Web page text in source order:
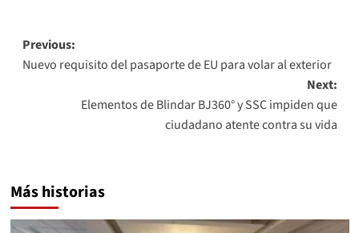
Post
navigation
Previous:
Nuevo requisito del pasaporte de EU para volar al exterior
Next:
Elementos de Blindar BJ360° y SSC impiden que
ciudadano atente contra su vida
Más historias